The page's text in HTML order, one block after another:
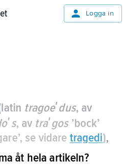
Logga in
tragoeʹdus, av
, av traʹgos’bock’
se vidare tragedi),
använd
åt hela artikeln?